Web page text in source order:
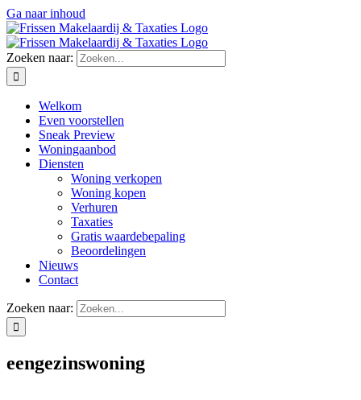
Ga naar inhoud
Zoeken naar:
Welkom
Even voorstellen
Sneak Preview
Woningaanbod
Diensten
Woning verkopen
Woning kopen
Verhuren
Taxaties
Gratis waardebepaling
Beoordelingen
Nieuws
Contact
Zoeken naar:
eengezinswoning